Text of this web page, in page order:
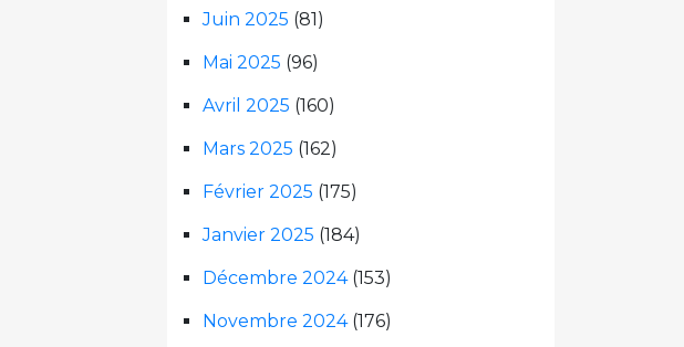
Juin 2025 (81)
Mai 2025 (96)
Avril 2025 (160)
Mars 2025 (162)
Février 2025 (175)
Janvier 2025 (184)
Décembre 2024(153)
Novembre 2024(176)